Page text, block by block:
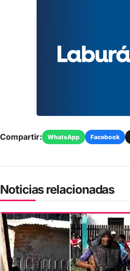
Compartir: WhatsApp Facebook
Noticias relacionadas